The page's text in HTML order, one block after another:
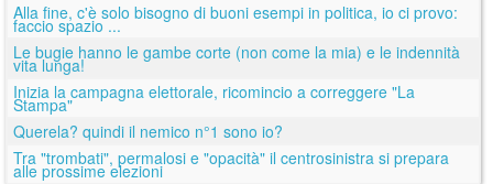
Alla fine, c'è solo bisogno di buoni esempi in politica, io ci provo:
faccio spazio ...
Le bugie hanno le gambe corte (non come la mia) e le indennità
vita lunga!
Inizia la campagna elettorale, ricomincio a correggere "La
Stampa"
Querela? quindi il nemico n°1 sono io?
Tra "trombati", permalosi e "opacità" il centrosinistra si prepara
alle prossime elezioni